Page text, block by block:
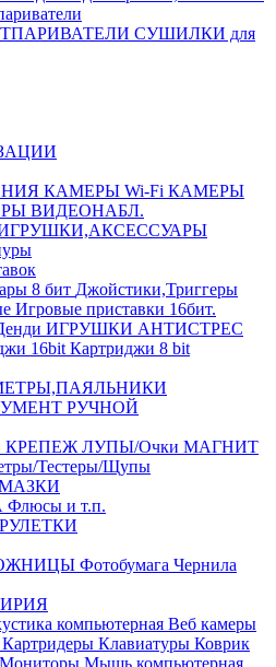
СУШИЛКИ для
КАМЕРЫ Wi-Fi КАМЕРЫ
ВИДЕОНАБЛ.
8 бит Джойстики,Триггеры
Игровые приставки 16бит.
ИГРУШКИ АНТИСТРЕС
16bit Картриджи 8 bit
РУЧНОЙ
КРЕПЕЖ ЛУПЫ/Очки МАГНИТ
Тестеры/Щупы
Флюсы и т.п.
РУЛЕТКИ
Фотобумага Чернила
компьютерная Веб камеры
Картридеры Клавиатуры Коврик
Мониторы Мышь компьютерная